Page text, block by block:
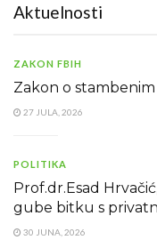
Aktuelnosti
ZAKON FBIH
Zakon o
27 JULA, 2026
POLITIKA
Prof.dr.Esad
gube bitku s
30 JUNA, 2026